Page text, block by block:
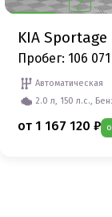
KIA Sportage
Пробег: 106
Автоматическая
2.0 л, 150 л.с.,
от 1 167 120 ₽